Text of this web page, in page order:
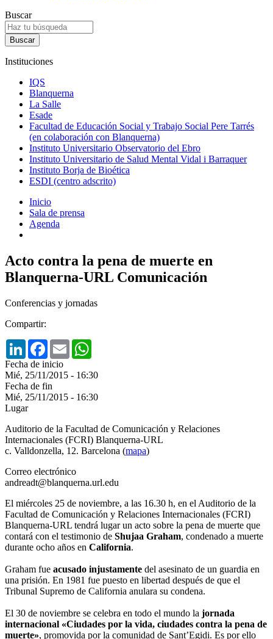
Buscar
Instituciones
IQS
Blanquerna
La Salle
Esade
Facultad de Educación Social y Trabajo Social Pere Tarrés
(en colaboración con Blanquerna)
Instituto Universitario Observatorio del Ebro
Instituto Universitario de Salud Mental Vidal i Barraquer
Instituto Borja de Bioética
ESDI (centro adscrito)
Inicio
Sala de prensa
Agenda
Acto contra la pena de muerte en
Blanquerna-URL Comunicación
Conferencias y jornadas
Compartir:
LinkedInFacebook
Email
Fecha de inicio
Mié, 25/11/2015 - 16:30
Fecha de fin
Mié, 25/11/2015 - 16:30
Lugar
Auditorio de la Facultad de Comunicación y Relaciones
Internacionales (FCRI) Blanquerna-URL
c. Valldonzella, 12. Barcelona (mapa)
Correo electrónico
andreadt@blanquerna.url.edu
El miércoles 25 de noviembre, a las 16.30 h, en el Auditorio de la
Facultad de Comunicación y Relaciones Internacionales (FCRI)
Blanquerna-URL tendrá lugar un acto sobre la pena de muerte que
contará con el testimonio de Shujaa Graham, condenado a muerte
durante ocho años en California.
Graham fue acusado injustamente del asesinato de un guardia en
una prisión. En 1981 fue puesto en libertad después de que el
Tribunal Supremo de California anulara su condena.
El 30 de noviembre se celebra en todo el mundo la jornada
internacional «Ciudades por la vida, ciudades contra la pena de
muerte», promovida por la comunidad de Sant’Egidi. Es por ello